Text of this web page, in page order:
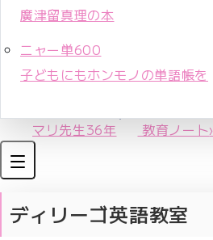
廣津留真理の本
ニャー単600
子どもにもホンモノの単語帳を
マリ先生36年 教育ノート›
ディリーゴ英語教室